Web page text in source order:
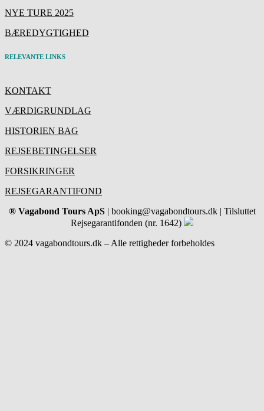
NYE TURE 2025
BÆREDYGTIGHED
RELEVANTE LINKS
KONTAKT
VÆRDIGRUNDLAG
HISTORIEN BAG
REJSEBETINGELSER
FORSIKRINGER
REJSEGARANTIFOND
® Vagabond Tours ApS | booking@vagabondtours.dk | Tilsluttet
Rejsegarantifonden (nr. 1642)
© 2024 vagabondtours.dk – Alle rettigheder forbeholdes